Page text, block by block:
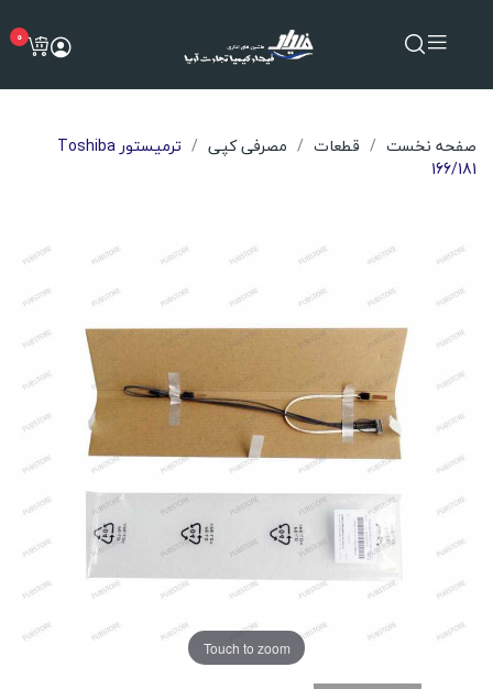
0
صفحه نخست قطعات مصرفی کپی
ترمیستور Toshiba
166/181
Touch to zoom